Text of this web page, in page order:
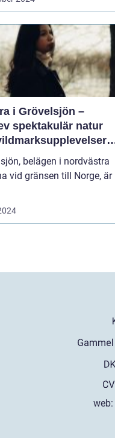
i Grövelsjön –
spektakulär natur
håll
belägen i nordvästra
vid gränsen till Norge, är
web: